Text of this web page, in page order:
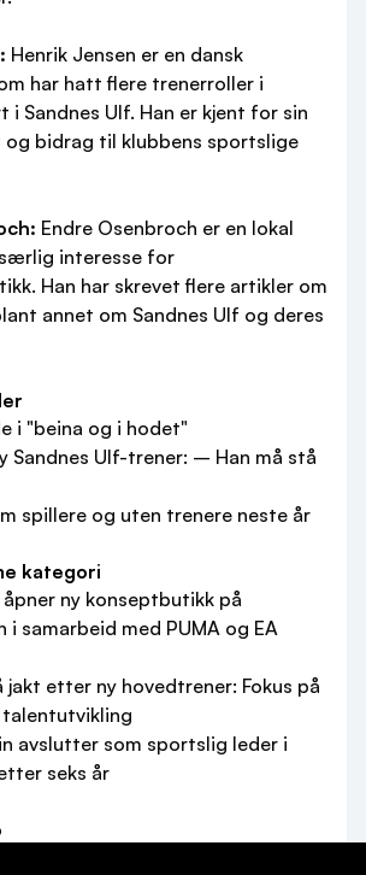
Henrik Jensen er en dansk
har hatt flere trenerroller i
i Sandnes Ulf. Han er kjent for sin
og bidrag til klubbens sportslige
Endre Osenbroch er en lokal
interesse for
Han har skrevet flere artikler om
annet om Sandnes Ulf og deres
i "beina og i hodet"
Sandnes Ulf-trener: – Han må stå
spillere og uten trenere neste år
kategori
ny konseptbutikk på
i samarbeid med PUMA og EA
jakt etter ny hovedtrener: Fokus på
avslutter som sportslig leder i
seks år